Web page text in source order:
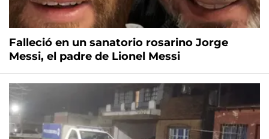
Falleció en un sanatorio rosarino Jorge
Messi, el padre de Lionel Messi